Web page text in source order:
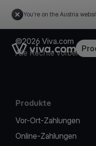
You're on the Austria
Link to the homepage
©2026 Viva.com
Alle Rechte
Produkte
Vor-Ort-Zahlungen
Online-Zahlungen